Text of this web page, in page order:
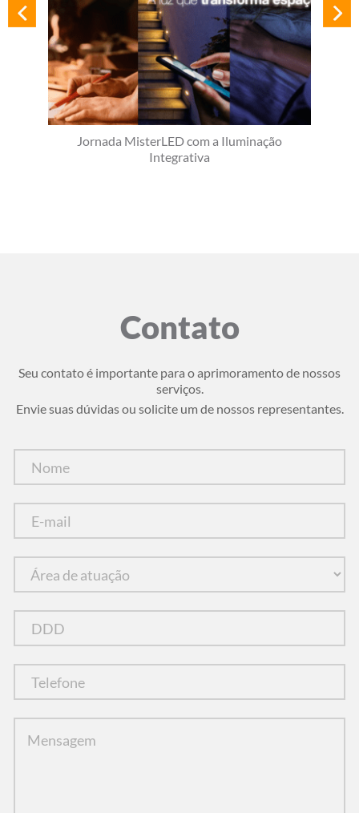
Jornada MisterLED com a Iluminação
Integrativa
Contato
Seu contato é importante para o aprimoramento de nossos
serviços.
Envie suas dúvidas ou solicite um de nossos representantes.